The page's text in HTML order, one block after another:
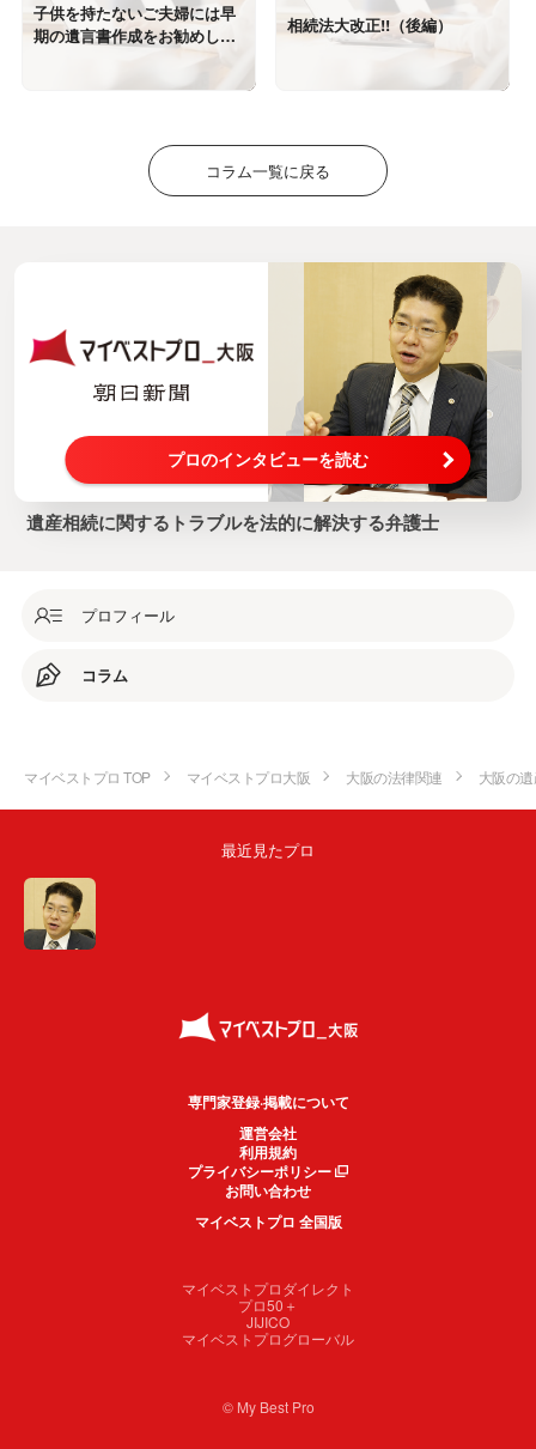
子供を持たないご夫婦には早
期の遺言書作成をお勧めしま
す－自筆証書遺言書保管制度
相続法大改正!!（後編）
コラム一覧に戻る
プロのインタビューを読む
遺産相続に関するトラブルを法的に解決する弁護士
プロフィール
コラム
マイベストプロ TOP マイベストプロ大阪 大阪の法律関連 大阪の
最近見たプロ
専門家登録·掲載について
運営会社
利用規約
プライバシーポリシー
お問い合わせ
マイベストプロ 全国版
マイベストプロダイレクト
プロ50＋
JIJICO
マイベストプログローバル
© My Best Pro